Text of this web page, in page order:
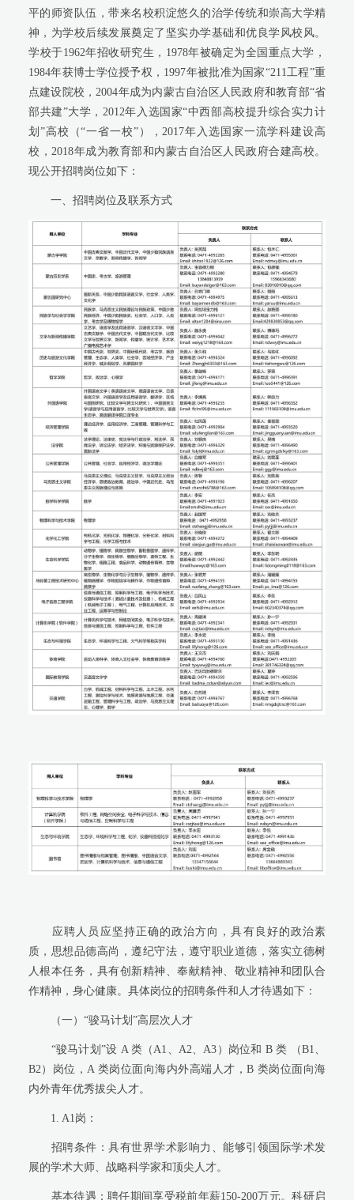
平的师资队伍，带来名校积淀悠久的治学传统和崇高大学精
神，为学校后续发展奠定了坚实办学基础和优良学风校风。
学校于1962年招收研究生，1978年被确定为全国重点大学，
1984年获博士学位授予权，1997年被批准为国家“211工程”重
点建设院校，2004年成为内蒙古自治区人民政府和教育部“省
部共建”大学，2012年入选国家“中西部高校提升综合实力计
划”高校（“一省一校”），2017年入选国家一流学科建设高
校，2018年成为教育部和内蒙古自治区人民政府合建高校。
现公开招聘岗位如下：
一、招聘岗位及联系方式
应聘人员应坚持正确的政治方向，具有良好的政治素
质，思想品德高尚，遵纪守法，遵守职业道德，落实立德树
人根本任务，具有创新精神、奉献精神、敬业精神和团队合
作精神，身心健康。具体岗位的招聘条件和人才待遇如下：
（一） “骏马计划 ”高层次人才
“骏马计划 ”设 A 类（ A1 A2 A3 ）岗位和 B 类 （B1
B2 ）岗位， A 类岗位面向海内外高端人才，B 类岗位面向海
内外青年优秀拔尖人才。
1. A1 岗：
招聘条件：具有世界学术影响力、能够引领国际学术发
展的学术大师、战略科学家和顶尖人才。
基本待遇：聘任期间享受税前年薪150-200万元。科研启